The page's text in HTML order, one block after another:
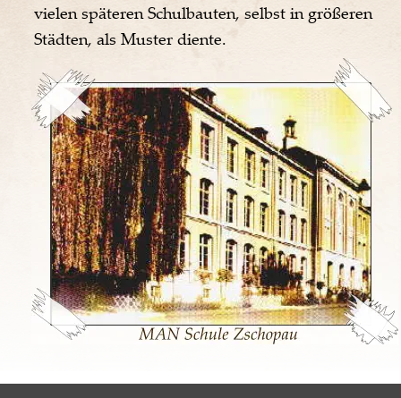
vielen späteren Schulbauten, selbst in größeren
Städten, als Muster diente.